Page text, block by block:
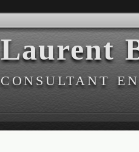
Laurent
CONSULTANT